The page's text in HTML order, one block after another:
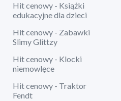
Hit cenowy - Książki
edukacyjne dla dzieci
Hit cenowy - Zabawki
Slimy Glittzy
Hit cenowy - Klocki
niemowlęce
Hit cenowy - Traktor
Fendt